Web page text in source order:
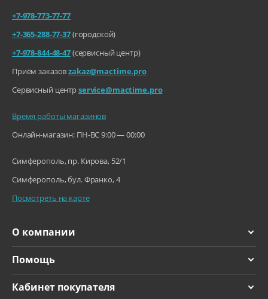
О компании
Помощь
Кабинет покупателя
+7-978-773-77-77
+7-365-288-77-37(городской)
+7-978-844-48-47(сервисный центр)
Приём заказовzakaz@mactime.pro
Сервисный центрservice@mactime.pro
Время работы магазинов
Онлайн-магазин: ПН-ВС 9:00 — 00:00
Симферополь, пр. Кирова, 52/1
Симферополь, бул. Франко, 4
Посмотреть на карте